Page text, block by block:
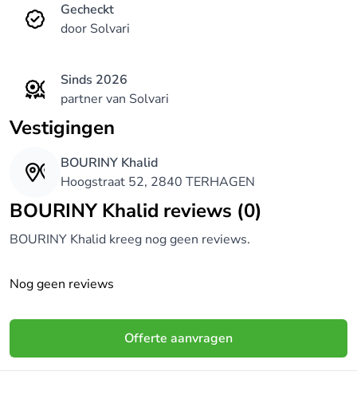
Gecheckt
door Solvari
Sinds 2026
partner van Solvari
Vestigingen
BOURINY Khalid
Hoogstraat 52, 2840 TERHAGEN
BOURINY Khalid reviews (0)
BOURINY Khalid kreeg nog geen reviews.
Nog geen reviews
Offerte aanvragen